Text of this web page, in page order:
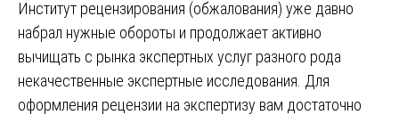
Институт рецензирования (обжалования) уже давно
набрал нужные обороты и продолжает активно
вычищать с рынка экспертных услуг разного рода
некачественные экспертные исследования. Для
оформления рецензии на экспертизу вам достаточно